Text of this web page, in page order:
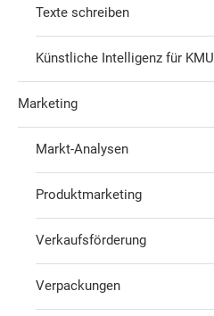
Texte schreiben
Künstliche Intelligenz für KMU
Marketing
Markt-Analysen
Produktmarketing
Verkaufsförderung
Verpackungen